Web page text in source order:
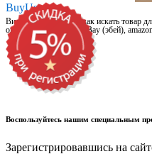
BuyUsa.ru
Видео для новичков: как искать
онлайн магазинах, на eBay (эбей),
Воспользуйтесь нашим специальным
Зарегистрировавшись на